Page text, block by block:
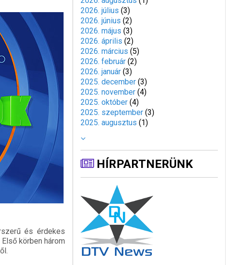
és érdekes
körben három
2026. július (3)
2026. június (2)
2026. május (3)
2026. április (2)
2026. március (5)
2026. február (2)
2026. január (3)
2025. december (3)
2025. november (4)
2025. október (4)
2025. szeptember (3)
2025. augusztus (1)
HÍRPARTNERÜNK